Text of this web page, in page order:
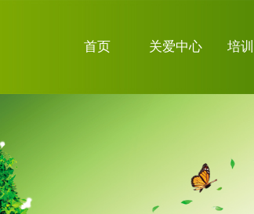
首页 关爱中心 培
证书